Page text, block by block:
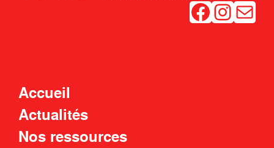
Facebook Instagram
Accueil
Actualités
Nos ressources